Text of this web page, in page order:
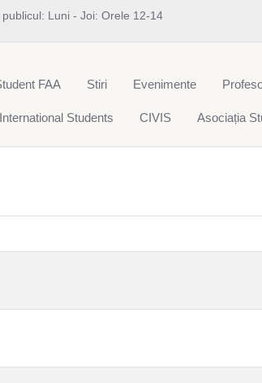
Luni - Joi: Orele 12-14
FAA Stiri Evenimente
International Students CIVIS Asociația